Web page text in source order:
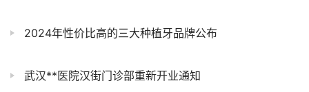
2024年性价比高的三大种植牙品牌公布
武汉**医院汉街门诊部重新开业通知